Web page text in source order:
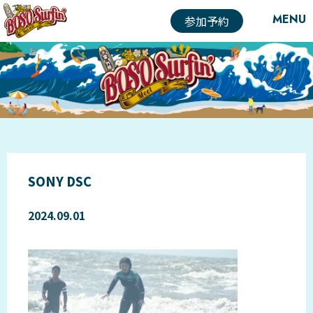
参加予約 MENU
SONY DSC
2024.09.01